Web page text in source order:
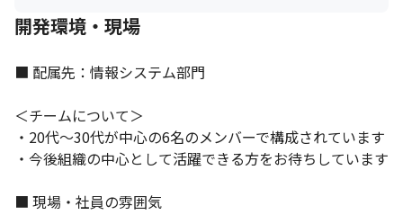
年商100億円突破を目指し、事業と組織の拡大を図っています。
開発環境・現場
■ 配属先：情報システム部門
＜チームについて＞
・20代～30代が中心の6名のメンバーで構成されています
・今後組織の中心として活躍できる方をお待ちしています
■ 現場・社員の雰囲気